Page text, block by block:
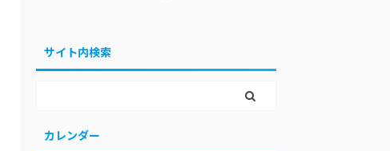
サイト内検索
カレンダー